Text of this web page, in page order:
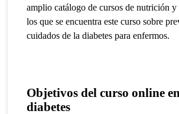
amplio catálogo decursos de nutrición y
los que se encuentra este curso sobre
cuidados de la diabetes para enfermos.
Objetivos del curso online
diabetes